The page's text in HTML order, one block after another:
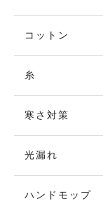
コットン
糸
寒さ対策
光漏れ
ハンドモップ